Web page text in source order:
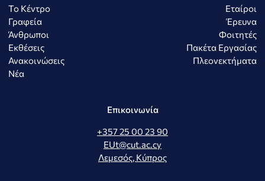
Το Κέντρο
Γραφεία
Άνθρωποι
Εκθέσεις
Ανακοινώσεις
Νέα
Εταίροι
Έρευνα
Φοιτητές
Πακέτα Εργασίας
Πλεονεκτήματα
Επικοινωνία
+357 25 00 23 90
EUt@cut.ac.cy
Λεμεσός, Κύπρος